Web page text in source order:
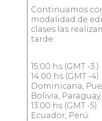
Continuamos
modalidad de
clases las
tarde:
15:00 hs (GMT -3
14:00 hs (GMT -
Dominicana,
Bolivia,
13:00 hs (GMT -
Ecuador, Perú.